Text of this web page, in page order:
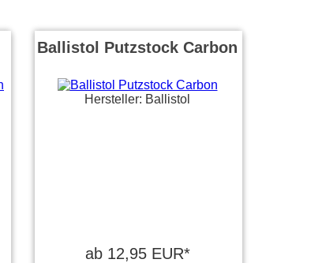
Ballistol Putzstock Carbon
Hersteller: Ballistol
ab 12,95 EUR*